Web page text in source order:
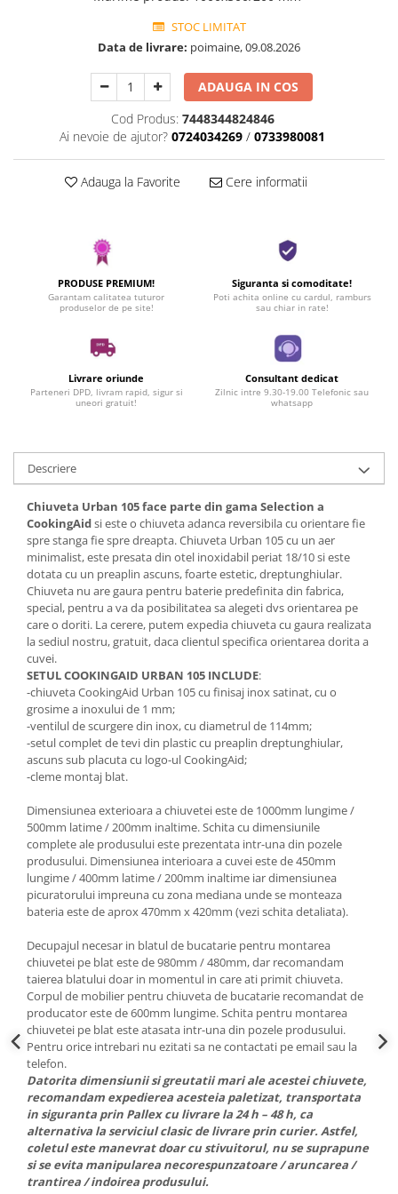
STOC LIMITAT
Data de livrare: poimaine, 09.08.2026
ADAUGA IN COS
Cod Produs: 7448344824846
Ai nevoie de ajutor? 0724034269 / 0733980081
Adauga la Favorite Cere informatii
PRODUSE PREMIUM!
Garantam calitatea tuturor
produselor de pe site!
Siguranta si comoditate!
Poti achita online cu cardul, ramburs
sau chiar in rate!
Livrare oriunde
Parteneri DPD, livram rapid, sigur si
uneori gratuit!
Consultant dedicat
Zilnic intre 9.30-19.00 Telefonic sau
whatsapp
Descriere
Chiuveta Urban 105 face parte din gama Selection a
CookingAidsi este o chiuveta adanca reversibila cu orientare fie
spre stanga fie spre dreapta. Chiuveta Urban 105 cu un aer
minimalist, este presata din otel inoxidabil periat 18/10 si este
dotata cu un preaplin ascuns, foarte estetic, dreptunghiular.
Chiuveta nu are gaura pentru baterie predefinita din fabrica,
special, pentru a va da posibilitatea sa alegeti dvs orientarea pe
care o doriti. La cerere, putem expedia chiuveta cu gaura realizata
la sediul nostru, gratuit, daca clientul specifica orientarea dorita a
cuvei.
SETUL COOKINGAID URBAN 105 INCLUDE:
-chiuveta CookingAid Urban 105 cu finisaj inox satinat, cu o
grosime a inoxului de 1 mm;
-ventilul de scurgere din inox, cu diametrul de 114mm;
-setul complet de tevi din plastic cu preaplin dreptunghiular,
ascuns sub placuta cu logo-ul CookingAid;
-cleme montaj blat.
Dimensiunea exterioara a chiuvetei este de 1000mm lungime /
500mm latime / 200mm inaltime. Schita cu dimensiunile
complete ale produsului este prezentata intr-una din pozele
produsului. Dimensiunea interioara a cuvei este de 450mm
lungime / 400mm latime / 200mm inaltime iar dimensiunea
picuratorului impreuna cu zona mediana unde se monteaza
bateria este de aprox 470mm x 420mm (vezi schita detaliata).
Decupajul necesar in blatul de bucatarie pentru montarea
chiuvetei pe blat este de 980mm / 480mm, dar recomandam
taierea blatului doar in momentul in care ati primit chiuveta.
Corpul de mobilier pentru chiuveta de bucatarie recomandat de
producator este de 600mm lungime. Schita pentru montarea
chiuvetei pe blat este atasata intr-una din pozele produsului.
Pentru orice intrebari nu ezitati sa ne contactati pe email sau la
telefon.
Datorita dimensiunii si greutatii mari ale acestei chiuvete,
recomandam expedierea acesteia paletizat, transportata
in siguranta prin Pallex cu livrare la 24 h – 48 h, ca
alternativa la serviciul clasic de livrare prin curier. Astfel,
coletul este manevrat doar cu stivuitorul, nu se suprapune
si se evita manipularea necorespunzatoare / aruncarea /
trantirea / indoirea produsului.